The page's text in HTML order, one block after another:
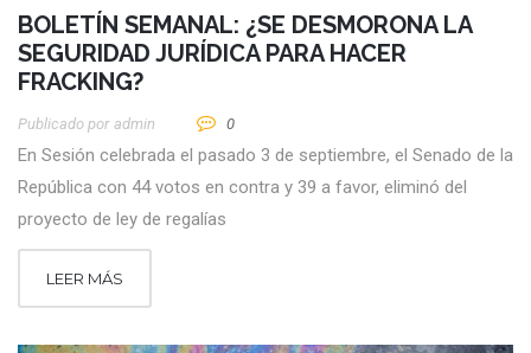
BOLETÍN SEMANAL: ¿SE DESMORONA LA
SEGURIDAD JURÍDICA PARA HACER
FRACKING?
Publicado por Admin 0
En Sesión celebrada el pasado 3 de septiembre, el Senado de la
República con 44 votos en contra y 39 a favor, eliminó del
proyecto de ley de regalías
LEER MÁS